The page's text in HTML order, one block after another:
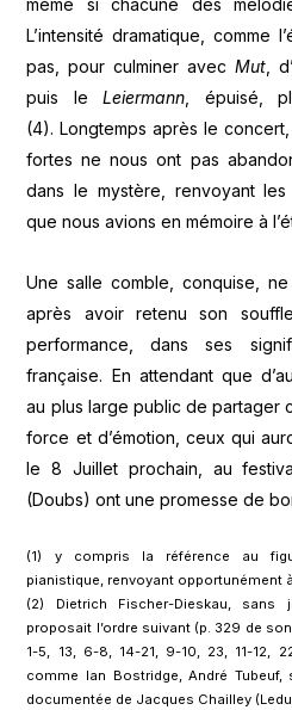
même si chacune des
L’intensité dramatique, comme
pas, pour culminer avec Mut,
puis leLeiermann, épuisé,
(4). Longtemps après le
fortes ne nous ont pas
dans le mystère, renvoyant
que nous avions en mémoire à
Une salle comble, conquise,
après avoir retenu son
performance, dans ses
française. En attendant que
au plus large public de partager
force et d’émotion, ceux qui
le 8 Juillet prochain, au
(Doubs) ont une promesse de
(1) y compris la référence au
pianistique, renvoyant opportunément
(2) Dietrich Fischer-Dieskau,
proposait l’ordre suivant (p. 329 de
1-5, 13, 6-8, 14-21, 9-10, 23, 11-12,
comme Ian Bostridge, André
documentée de Jacques Chailley